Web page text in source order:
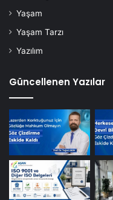
Yaşam
Yaşam Tarzı
Yazılım
Güncellenen Yazılar